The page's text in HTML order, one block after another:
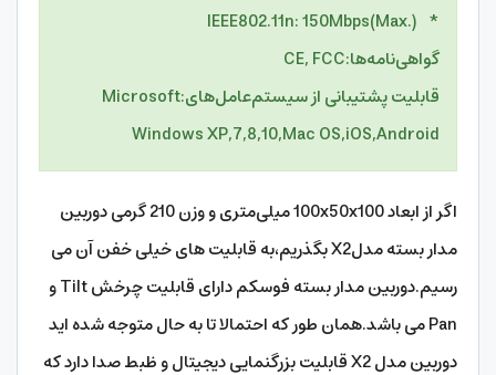
* IEEE802.11n: 150Mbps(Max.)
گواهی‌نامه‌ها:CE, FCC
قابلیت پشتیبانی از سیستم‌عامل‌های:Microsoft
Windows XP,7,8,10,Mac OS,iOS,Android
اگر از ابعاد 100x50x100 میلی‌متری و وزن 210 گرمی دوربین
مدار بسته مدلX2 بگذریم،به قابلیت های خیلی خفن آن می
رسیم.دوربین مدار بسته فوسکم دارای قابلیت چرخش Tilt و
Pan می باشد.همان طور که احتمالا تا به حال متوجه شده اید
دوربین مدل X2 قابلیت بزرگنمایی دیجیتال و ظبط صدا دارد که